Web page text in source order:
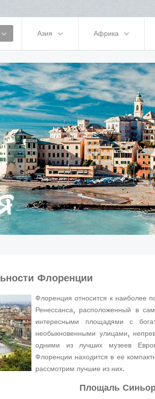
Азия Африка
Флоренции
Флоренция относится к наиболее
Ренессанса, расположенный в
интересными площадями с
необыкновенными улицами,
одними из лучших музеев
Флоренции находится в ее
рассмотрим лучшие из них.
Площаль